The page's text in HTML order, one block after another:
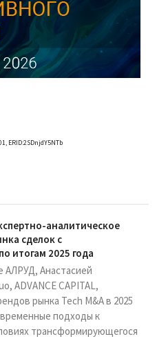
ERID:2SDnjdY5NTb
аналитическое
сделок с
итогам 2025 года
АЛРУД, Анастасией
ADVANCE CAPITAL,
рынка Tech M&A в 2025
подходы к
трансформирующегося